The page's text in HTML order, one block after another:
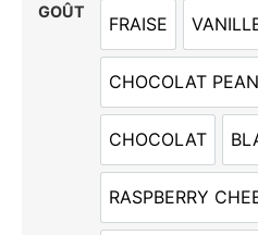
GOÛT
FRAISE
FRAISE
CHOCOLAT
CHOCOLAT
RASPBERRY